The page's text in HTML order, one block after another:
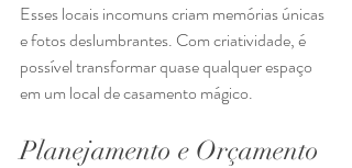
Esses locais incomuns criam memórias únicas
e fotos deslumbrantes. Com criatividade, é
possível transformar quase qualquer espaço
em um local de casamento mágico.
Planejamento e Orçamento